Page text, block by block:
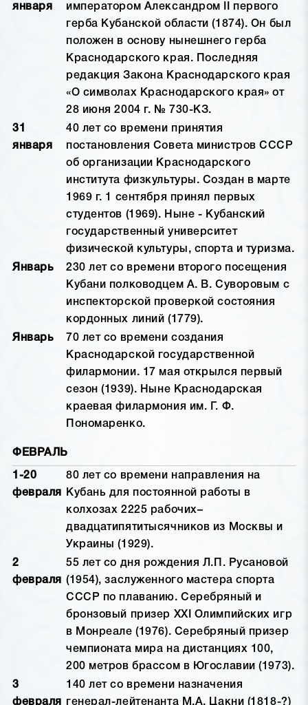
января
императором Александром II первого
герба Кубанской области (1874). Он был
положен в основу нынешнего герба
Краснодарского края. Последняя
редакция Закона Краснодарского края
«О символах Краснодарского края» от
28 июня 2004 г. № 730-КЗ.
31
января
40 лет со времени принятия
постановления Совета министров СССР
об организации Краснодарского
института физкультуры. Создан в марте
1969 г. 1 сентября принял первых
студентов (1969). Ныне - Кубанский
государственный университет
физической культуры, спорта и туризма.
Январь
230 лет со времени второго посещения
Кубани полководцем А. В. Суворовым с
инспекторской проверкой состояния
кордонных линий (1779).
Январь
70 лет со времени создания
Краснодарской государственной
филармонии. 17 мая открылся первый
сезон (1939). Ныне Краснодарская
краевая филармония им. Г. Ф.
Пономаренко.
ФЕВРАЛЬ
1-20
февраля
80 лет со времени направления на
Кубань для постоянной работы в
колхозах 2225 рабочих–
двадцатипятитысячников из Москвы и
Украины (1929).
2
февраля
55 лет со дня рождения Л.П. Русановой
(1954), заслуженного мастера спорта
СССР по плаванию. Серебряный и
бронзовый призер XXI Олимпийских игр
в Монреале (1976). Серебряный призер
чемпионата мира на дистанциях 100,
200 метров брассом в Югославии (1973).
3
февраля
140 лет со времени назначения
генерал-лейтенанта М.А. Цакни (1818-?)